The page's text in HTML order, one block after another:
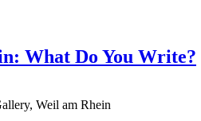
What Do You Write?
Weil am Rhein